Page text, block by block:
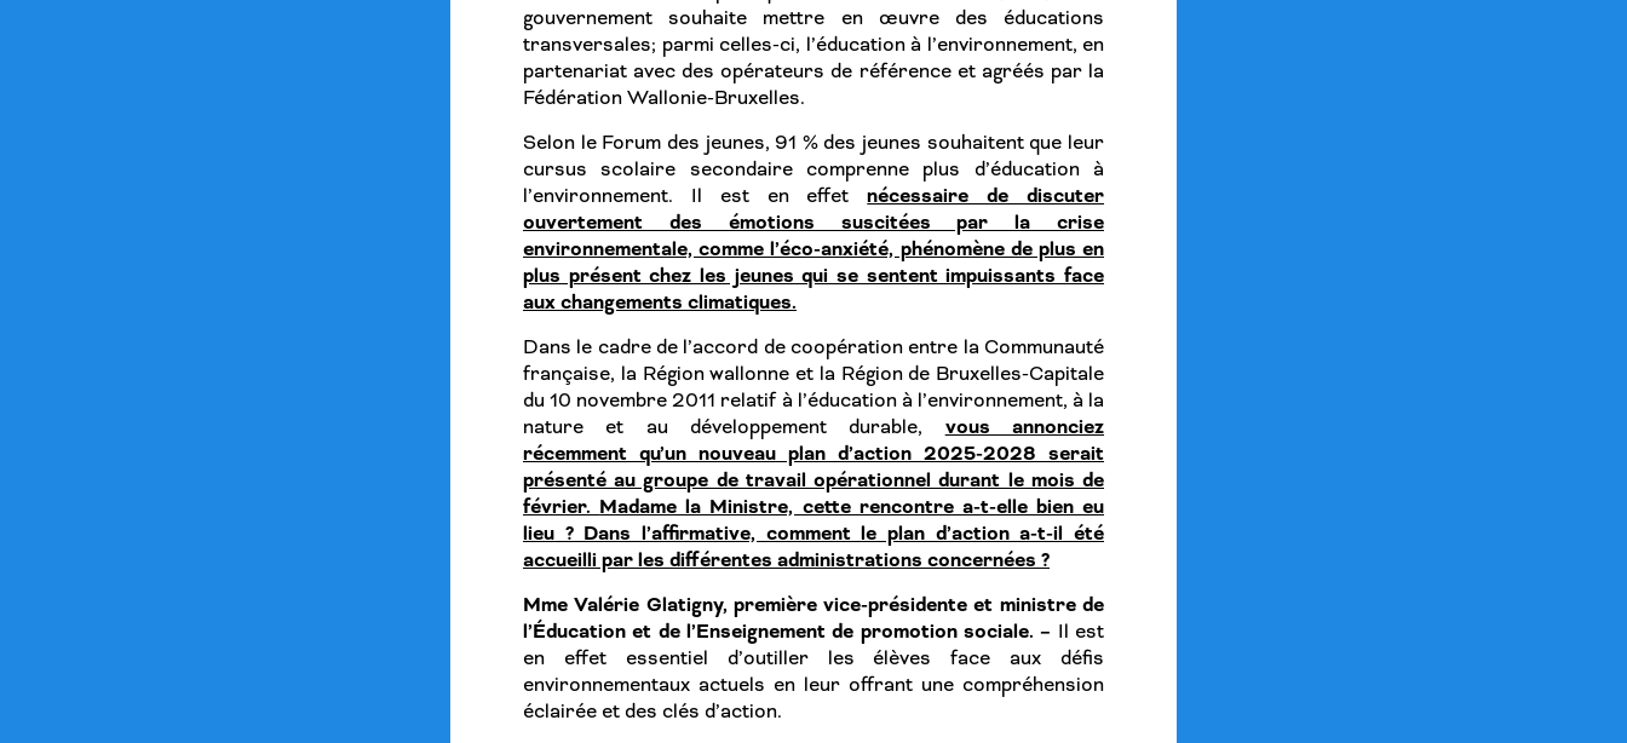
gouvernement souhaite mettre en œuvre des éducations
transversales; parmi celles-ci, l’éducation à l’environnement, en
partenariat avec des opérateurs de référence et agréés par la
Fédération Wallonie-Bruxelles.
Selon le Forum des jeunes, 91 % des jeunes souhaitent que leur
cursus scolaire secondaire comprenne plus d’éducation à
l’environnement. Il est en effetnécessaire de discuter
ouvertement des émotions suscitées par la crise
environnementale, comme l’éco-anxiété, phénomène de plus en
plus présent chez les jeunes qui se sentent impuissants face
aux changements climatiques.
Dans le cadre de l’accord de coopération entre la Communauté
française, la Région wallonne et la Région de Bruxelles-Capitale
du 10 novembre 2011 relatif à l’éducation à l’environnement, à la
nature et au développement durable, vous annonciez
récemment qu’un nouveau plan d’action 2025-2028 serait
présenté au groupe de travail opérationnel durant le mois de
février. Madame la Ministre, cette rencontre a-t-elle bien eu
lieu ? Dans l’affirmative, comment le plan d’action a-t-il été
accueilli par les différentes administrations concernées ?
Mme Valérie Glatigny, première vice-présidente et ministre de
l’Éducation et de l’Enseignement de promotion sociale. – Il est
en effet essentiel d’outiller les élèves face aux défis
environnementaux actuels en leur offrant une compréhension
éclairée et des clés d’action.